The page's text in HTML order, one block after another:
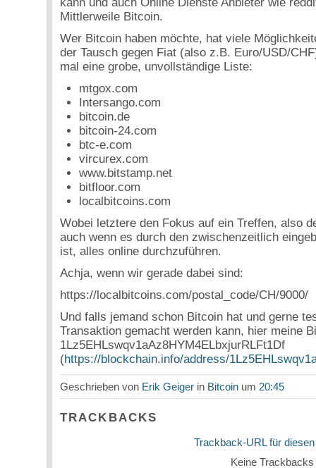
Mittlerweile Bitcoin.
Wer Bitcoin haben möchte, hat viele
der Tausch gegen Fiat (also z.B. Euro/USD/
mal eine grobe, unvollständige Liste:
mtgox.com
Intersango.com
bitcoin.de
bitcoin-24.com
btc-e.com
vircurex.com
www.bitstamp.net
bitfloor.com
localbitcoins.com
Wobei letztere den Fokus auf ein Treffen, also
auch wenn es durch den zwischenzeitlich
ist, alles online durchzuführen.
Achja, wenn wir gerade dabei sind:
https://localbitcoins.com/postal_code/CH/9000/
Und falls jemand schon Bitcoin hat und gerne
Transaktion gemacht werden kann, hier meine
1Lz5EHLswqv1aAz8HYM4ELbxjurRLFt1Df
(https://blockchain.info/address/
Geschrieben von Erik Geigerin Bitcoinum 20:45
TRACKBACKS
Trackback-URL für
Keine Trackbacks